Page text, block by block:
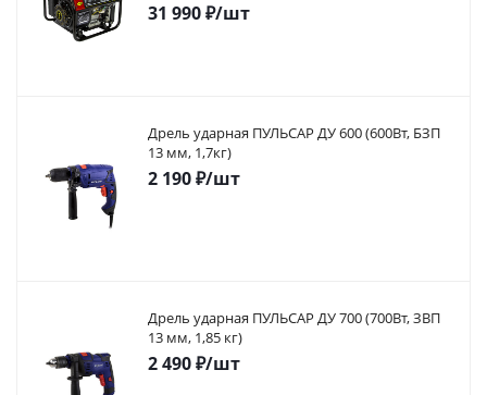
31 990₽/шт
Дрель ударная ПУЛЬСАР ДУ 600 (600Вт, БЗП
13 мм, 1,7кг)
2 190₽/шт
Дрель ударная ПУЛЬСАР ДУ 700 (700Вт, ЗВП
13 мм, 1,85 кг)
2 490₽/шт